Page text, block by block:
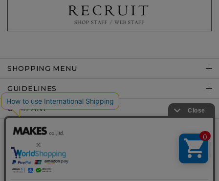
SHOPPING MENU
GUIDELINES
COMPANY